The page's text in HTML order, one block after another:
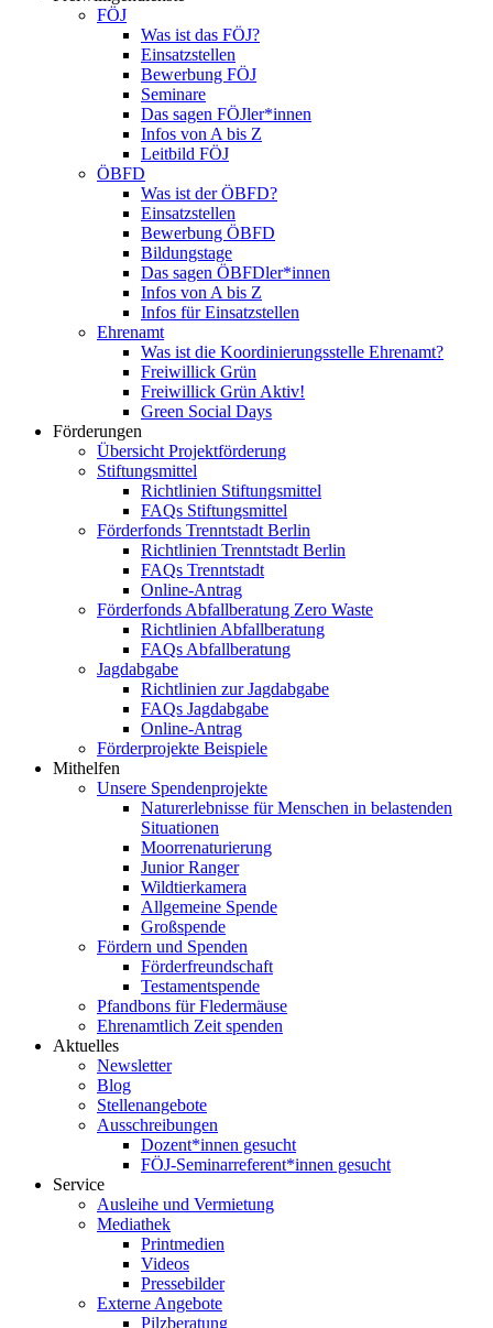
FÖJ
Was ist das FÖJ?
Einsatzstellen
Bewerbung FÖJ
Seminare
Das sagen FÖJler*innen
Infos von A bis Z
Leitbild FÖJ
ÖBFD
Was ist der ÖBFD?
Einsatzstellen
Bewerbung ÖBFD
Bildungstage
Das sagen ÖBFDler*innen
Infos von A bis Z
Infos für Einsatzstellen
Ehrenamt
Was ist die Koordinierungsstelle Ehrenamt?
Freiwillick Grün
Freiwillick Grün Aktiv!
Green Social Days
Förderungen
Übersicht Projektförderung
Stiftungsmittel
Richtlinien Stiftungsmittel
FAQs Stiftungsmittel
Förderfonds Trenntstadt Berlin
Richtlinien Trenntstadt Berlin
FAQs Trenntstadt
Online-Antrag
Förderfonds Abfallberatung Zero Waste
Richtlinien Abfallberatung
FAQs Abfallberatung
Jagdabgabe
Richtlinien zur Jagdabgabe
FAQs Jagdabgabe
Online-Antrag
Förderprojekte Beispiele
Mithelfen
Unsere Spendenprojekte
Naturerlebnisse für Menschen in belastenden
Situationen
Moorrenaturierung
Junior Ranger
Wildtierkamera
Allgemeine Spende
Großspende
Fördern und Spenden
Förderfreundschaft
Testamentspende
Pfandbons für Fledermäuse
Ehrenamtlich Zeit spenden
Aktuelles
Newsletter
Blog
Stellenangebote
Ausschreibungen
Dozent*innen gesucht
FÖJ-Seminarreferent*innen gesucht
Service
Ausleihe und Vermietung
Mediathek
Printmedien
Videos
Pressebilder
Externe Angebote
Pilzberatung